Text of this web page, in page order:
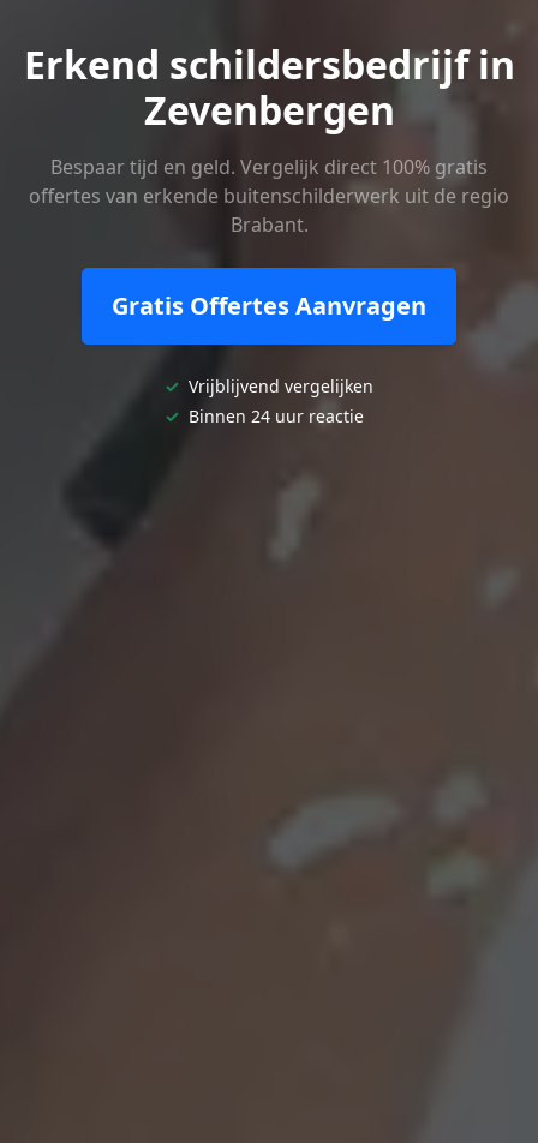
Erkend schildersbedrijf in
Zevenbergen
Bespaar tijd en geld. Vergelijk direct 100% gratis
offertes van erkende buitenschilderwerk uit de regio
Brabant.
Gratis Offertes Aanvragen
✓ Vrijblijvend vergelijken
✓ Binnen 24 uur reactie